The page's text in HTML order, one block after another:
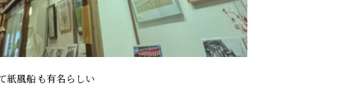
紙風船も有名らしい